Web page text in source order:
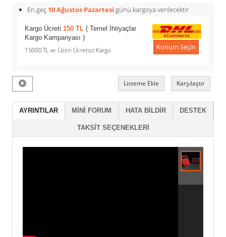
En geç 10 Ağustos Pazartesi günü kargoya verilecektir.
Kargo Ücreti 150 TL ( Temel İhtiyaçlar
Kargo Kampanyası )
15000 TL ve Üzeri Ücretsiz Kargo Konum Seçin
Listeme Ekle Karşılaştır
AYRINTILAR MINI FORUM HATA BILDIR DESTEK
TAKSIT SEÇENEKLERI